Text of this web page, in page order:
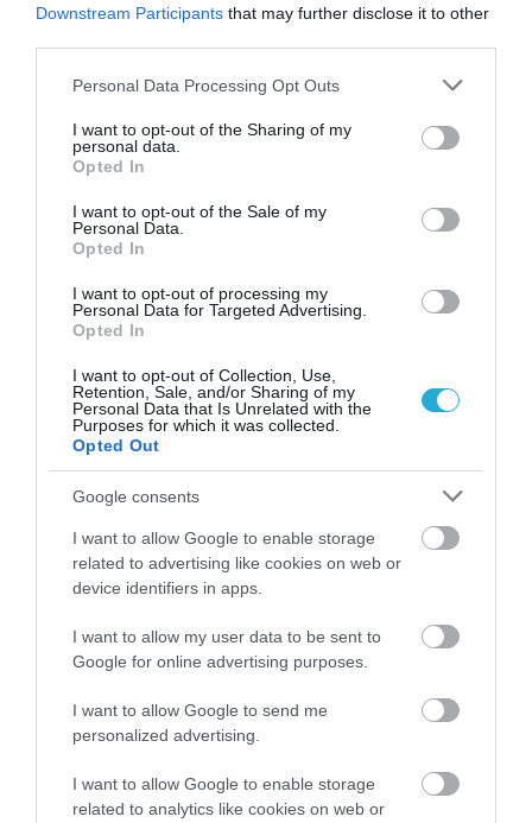
Downstream Participants that may further disclose it to other
Please note that this website/app uses one or more Google
not limited to your visit or usage behaviour. You may click to
grant or deny consent to Google and its third-party tags to
use your data for below specified purposes in below Google
consent section.
Personal Data Processing Opt Outs
I want to opt-out of the Sharing of my
personal data.
Opted In
I want to opt-out of the Sale of my
Personal Data.
Opted In
I want to opt-out of processing my
Personal Data for Targeted Advertising.
Opted In
I want to opt-out of Collection, Use,
Retention, Sale, and/or Sharing of my
Personal Data that Is Unrelated with the
Purposes for which it was collected.
Opted Out
Google consents
I want to allow Google to enable storage
related to advertising like cookies on web or
device identifiers in apps.
I want to allow my user data to be sent to
Google for online advertising purposes.
I want to allow Google to send me
personalized advertising.
I want to allow Google to enable storage
related to analytics like cookies on web or
02.08.2026
Τρεις ελληνικές πόλεις στους κορυφαίους
προορισμούς για street food
01.08.2026
υπό την αιγίδα του ΕΟΤ